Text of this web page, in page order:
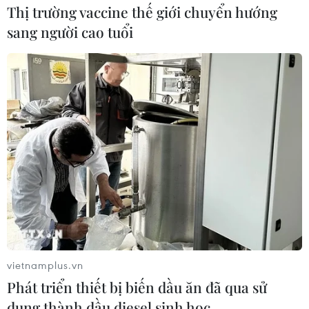
Giá dầu sụp đổ đe dọa nghiêm
trọng tới nền kinh tế toàn cầu
22/04/2020 02:54
Bộ trưởng Tài chính Pháp nhận định sự sụp đổ của giá
dầu thô thế giới đang đe dọa nghiêm trọng tới kinh tế
toàn cầu, vốn đang chịu tác động mạnh từ đại dịch
COVID-19.
Thị trường vaccine thế giới chuyển hướng
sang người cao tuổi
vietnamplus.vn
Phát triển thiết bị biến dầu ăn đã qua sử